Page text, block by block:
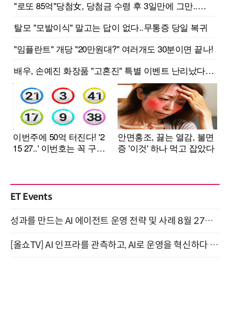
ET Events
성과를 만드는 AI 에이전트 운영 전략 및 사례 8월 27일 개최
[올쇼TV] AI 인프라를 관측하고, AI로 운영을 혁신하다 (8월 11일 생방송)